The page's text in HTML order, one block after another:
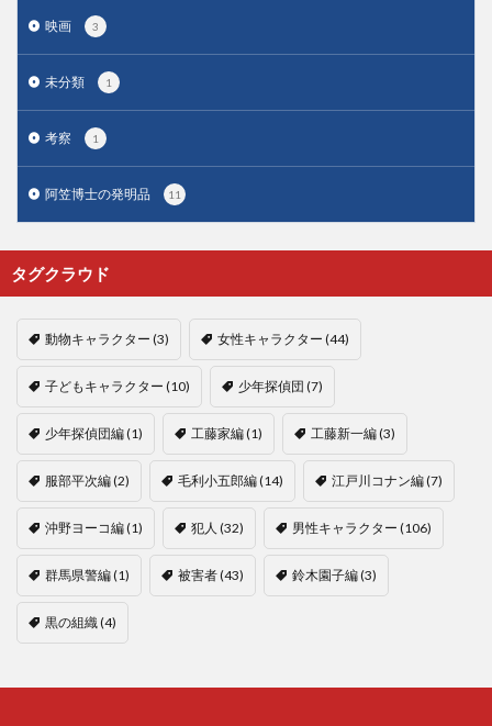
映画 3
未分類 1
考察 1
阿笠博士の発明品 11
タグクラウド
動物キャラクター (3) 女性キャラクター (44)
子どもキャラクター (10) 少年探偵団 (7)
少年探偵団編(1) 工藤家編(1) 工藤新一編(3)
服部平次編(2) 毛利小五郎編(14) 江戸川コナン編(7)
沖野ヨーコ編(1) 犯人 (32) 男性キャラクター (106)
群馬県警編(1) 被害者(43) 鈴木園子編(3)
黒の組織 (4)